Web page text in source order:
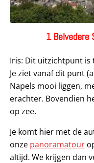
1 Belvedere
Iris: Dit uitzichtpunt is
Je ziet vanaf dit punt
Napels mooi liggen,
erachter. Bovendien
op zee.
Je komt hier met de
onze panoramatour
altijd. We krijgen dan